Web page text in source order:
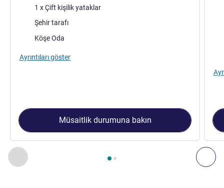
Önceki - Oda
Sayfa , Oda 1 : Standard Room with one Double bed ,
1 x Çift kişilik yataklar
Manzara:Şehir tarafı
Konaklama ekstraları:
Köşe Oda
Ayrıntıları göster
Müsaitlik durumuna bakın